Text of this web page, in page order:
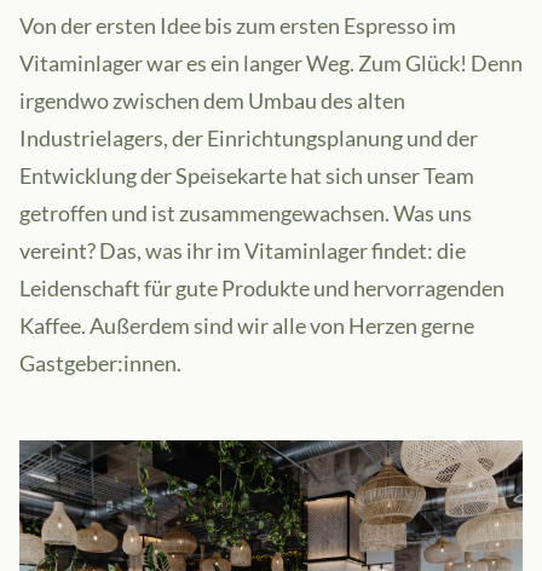
Von der ersten Idee bis zum ersten Espresso im
Vitaminlager war es ein langer Weg. Zum Glück! Denn
irgendwo zwischen dem Umbau des alten
Industrielagers, der Einrichtungsplanung und der
Entwicklung der Speisekarte hat sich unser Team
getroffen und ist zusammengewachsen. Was uns
vereint? Das, was ihr im Vitaminlager findet: die
Leidenschaft für gute Produkte und hervorragenden
Kaffee. Außerdem sind wir alle von Herzen gerne
Gastgeber:innen.